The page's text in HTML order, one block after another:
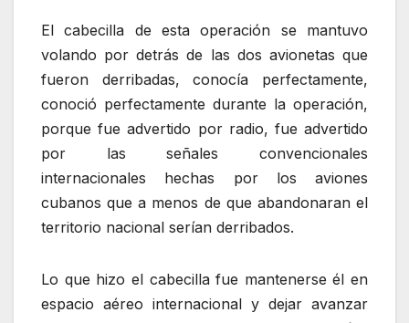
El cabecilla de esta operación se mantuvo
volando por detrás de las dos avionetas que
fueron derribadas, conocía perfectamente,
conoció perfectamente durante la operación,
porque fue advertido por radio, fue advertido
por las señales convencionales
internacionales hechas por los aviones
cubanos que a menos de que abandonaran el
territorio nacional serían derribados.
Lo que hizo el cabecilla fue mantenerse él en
espacio aéreo internacional y dejar avanzar